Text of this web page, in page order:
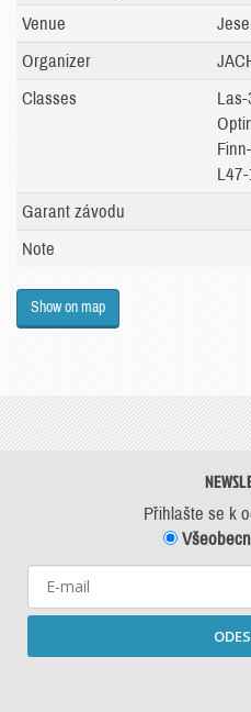
Venue
Organizer
Classes
Las-
L47-
Garant závodu
Note
Show on map
Přihlašte se k